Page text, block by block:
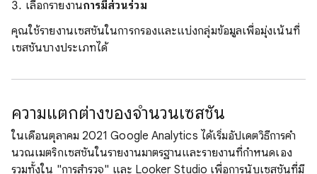
เลือกรายงานการมีส่วนร่วม
คุณใช้รายงานเซสชันในการกรองและแบ่งกลุ่มข้อมูลเพื่อมุ่งเน้นที่
เซสชันบางประเภทได้
ความแตกต่างของจํานวนเซสชัน
ในเดือนตุลาคม 2021 Google Analytics ได้เริ่มอัปเดตวิธีการคํา
นวณเมตริกเซสชันในรายงานมาตรฐานและรายงานที่กําหนดเอง
รวมทั้งใน "การสํารวจ" และ Looker Studio เพื่อการนับเซสชันที่มี